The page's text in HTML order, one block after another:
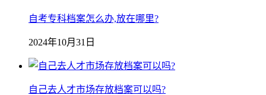
自考专科档案怎么办,放在哪里?
2024年10月31日
自己去人才市场存放档案可以吗?